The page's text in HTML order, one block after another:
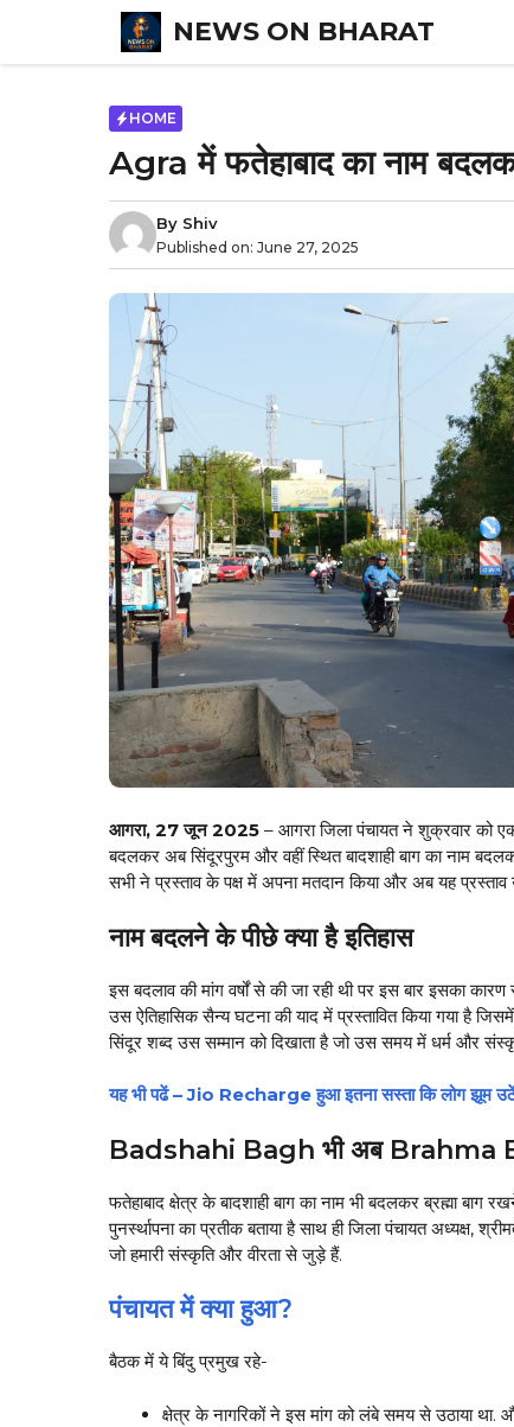
content
NEWS ON BHARAT
HOME
Agra में फतेहाबाद का नाम
By Shiv
Published on: June 27, 2025
आगरा, 27 जून 2025 – आगरा जिला पंचायत ने शुक्रवार को
बदलकर अब सिंदूरपुरम और वहीं स्थित बादशाही बाग का नाम
सभी ने प्रस्ताव के पक्ष में अपना मतदान किया और अब यह
नाम बदलने के पीछे क्या है इतिहास
इस बदलाव की मांग वर्षों से की जा रही थी पर इस बार इसका
उस ऐतिहासिक सैन्य घटना की याद में प्रस्तावित किया गया है
सिंदूर शब्द उस सम्मान को दिखाता है जो उस समय में धर्म और
यह भी पढें – Jio Recharge हुआ इतना सस्ता कि लोग झूम
Badshahi Bagh भी अब Brahma
फतेहाबाद क्षेत्र के बादशाही बाग का नाम भी बदलकर ब्रह्मा बाग
पुनर्स्थापना का प्रतीक बताया है साथ ही जिला पंचायत अध्यक्ष,
जो हमारी संस्कृति और वीरता से जुड़े हैं.
पंचायत में क्या हुआ?
बैठक में ये बिंदु प्रमुख रहे-
क्षेत्र के नागरिकों ने इस मांग को लंबे समय से उठाया था.